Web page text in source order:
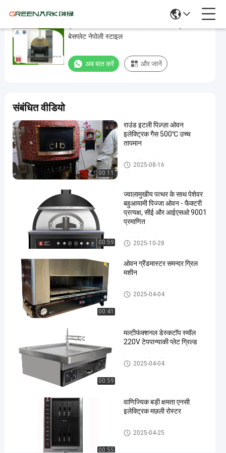
इटली
स्टील
पिज्जा
ताप
लावा
रॉक
इनर
बेसप्लेट
नेपोली
2022-
04-21
विचार
अब बात करें
साझा करना
पिज्जा
ओवन
#
नेपल्स
पिज्जा
नेपोली
पिज्जा
ओवन
बेसप्लेट नेपोली स्टाइल
अब बात करें और जानें
संबंधित वीडियो
00:11
राउंड इटली पिज़्ज़ा ओवन
इलेक्ट्रिक गैस 500℃ उच्च
तापमान
इटली पिज्जा ओवन
2025-08-16
00:59
ज्वालामुखीय पत्थर के साथ पेशेवर
बहुआयामी पिज्जा ओवन - फैक्टरी
प्रत्यक्ष, सीई और आईएसओ 9001
प्रमाणित
इटली पिज्जा ओवन
2025-10-28
00:41
ओवन ग्रैंडमास्टर समन्दर ग्रिल
मशीन
वाणिज्यिक बारबेक्यू ग्रिल
2025-04-04
00:59
मल्टीफंक्शनल डेस्कटॉप स्मॉल
220V टेपपान्याकी प्लेट ग्रिल्ड
टेपपानाकी ग्रिल टेबल
2025-04-04
00:55
वाणिज्यिक बड़ी क्षमता एनसी
इलेक्ट्रिक मछली रोस्टर
मछली ग्रिल मशीन
2025-04-25